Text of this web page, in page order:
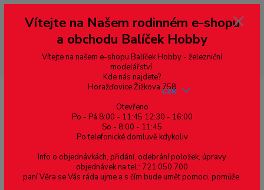
--- pro zákazníky ze Slovenska a jiných zemí, pokud chcete platit v eurech
přepněte si e-shop na euro 💶 pro přepočet měny - pravý horní roh ---
dobírky – pokud si z nějakého důvodu zásilku nevyzvednete, bude po
domluvě zaslána znovu s opětovnou platbou za poštovné, v opačném
případě bude zrušena a účet přidán na blacklist a rušeny následující
objednávky.
Menu
CZK
Vítejte na Našem rodinném e-shopu
a obchodu Balíček Hobby
Vítejte na našem e-shopu Balíček Hobby - železniční
modelářství.
Kde nás najdete?
Horažďovice Žižkova 758
Otevřeno
Po - Pá 8:00 - 11:45 12:30 - 16:00
So - 8:00 - 11:45
Po telefonické domluvě kdykoliv
Info o objednávkách, přidání, odebrání položek, úpravy
objednávek na tel.: 721 050 700
paní Věra se Vás ráda ujme a s čím bude umět pomoci, pomůže.